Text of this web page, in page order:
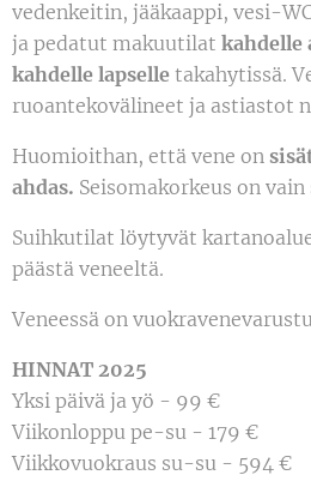
vedenkeitin, jääkaappi, vesi-
ja pedatut makuutilat kahdelle
kahdelle lapselle takahytissä.
ruoantekovälineet ja astiastot
Huomioithan, että vene on
ahdas. Seisomakorkeus on
Suihkutilat löytyvät
päästä veneeltä.
Veneessä on
HINNAT 2025
Yksi päivä ja yö - 99 €
Viikonloppu pe-su - 179 €
Viikkovuokraus su-su - 594 €